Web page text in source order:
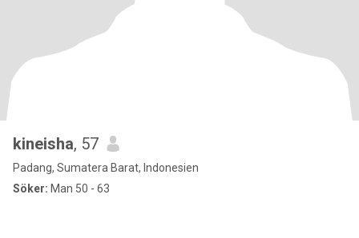
kineisha, 57
Padang, Sumatera Barat, Indonesien
Söker: Man 50 - 63